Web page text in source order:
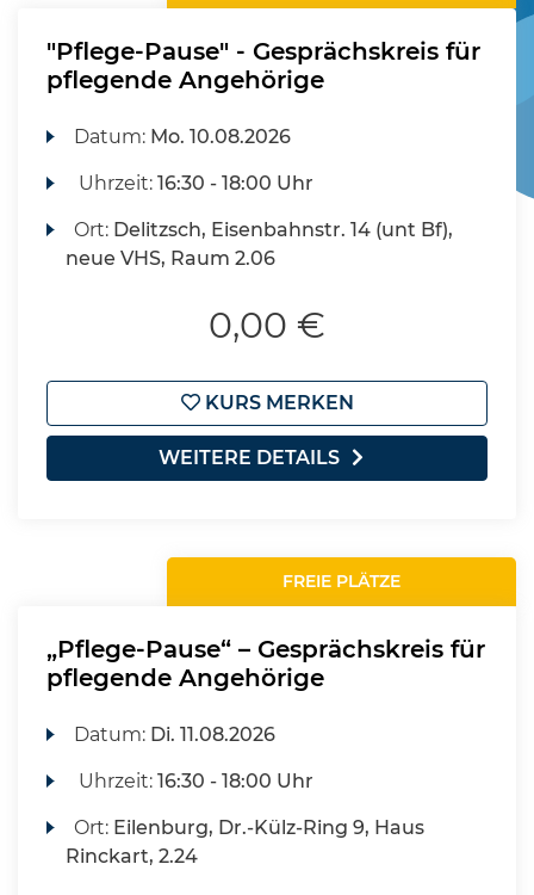
"Pflege-Pause" - Gesprächskreis für
pflegende Angehörige
Datum: Mo. 10.08.2026
Uhrzeit:16:30 - 18:00 Uhr
Ort: Delitzsch, Eisenbahnstr. 14 (unt Bf),
neue VHS, Raum 2.06
0,00 €
KURS MERKEN
WEITERE DETAILS
FREIE PLÄTZE
„Pflege-Pause“ – Gesprächskreis für
pflegende Angehörige
Datum: Di. 11.08.2026
Uhrzeit:16:30 - 18:00 Uhr
Ort: Eilenburg, Dr.-Külz-Ring 9, Haus
Rinckart, 2.24